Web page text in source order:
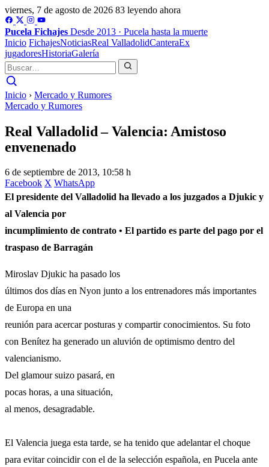
viernes, 7 de agosto de 2026 83 leyendo ahora
Pucela Fichajes Desde 2013 · Pucela hasta la muerte
Inicio FichajesNoticiasReal ValladolidCanteraEx
jugadoresHistoriaGalería
Inicio › Mercado y Rumores
Mercado y Rumores
Real Valladolid – Valencia: Amistoso
envenenado
6 de septiembre de 2013, 10:58 h
Facebook X WhatsApp
El presidente del Valladolid ha llevado a los juzgados a Djukic y
al Valencia por
incumplimiento de contrato • El partido es parte del pago por el
traspaso de Barragán
Miroslav Djukic ha pasado los
últimos dos días en Nyon junto a los entrenadores más importantes
de Europa en una
reunión para acercar posturas y compartir conocimientos. Su foto
con Benítez ha generado un aluvión de optimismo dentro del
valencianismo.
Del glamour suizo pasará, en
pocas horas, a una situación,
al menos, desagradable.
El Valencia juega esta tarde, se ha tenido que adelantar el choque
para evitar coincidir con el de la selección española, en Pucela ante